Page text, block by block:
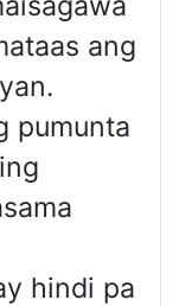
ang
pumunta
hindi pa